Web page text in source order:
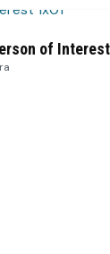
of